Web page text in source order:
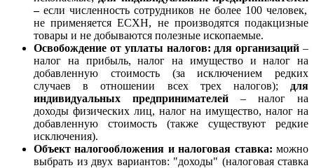
–если численность сотрудников не более 100 человек,
не применяется ЕСХН, не производятся подакцизные
товары и не добываются полезные ископаемые.
Освобождение от уплаты налогов: для организаций –
налог на прибыль, налог на имущество и налог на
добавленную стоимость(за исключением редких
случаев в отношении всех трех налогов); для
индивидуальных предпринимателей – налог на
доходы физических лиц, налог на имущество, налог на
добавленную стоимость (также существуют редкие
исключения).
Объект налогообложения и налоговая ставка: можно
выбрать из двух вариантов: "доходы" (налоговая ставка